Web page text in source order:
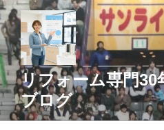
コ
ン
テ
ン
ツ
へ
ス
キ
リフォーム専門
ブログ